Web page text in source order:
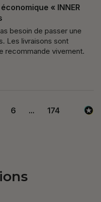
« INNER
besoin de passer une
Les livraisons sont
recommande vivement.
6 ... 174